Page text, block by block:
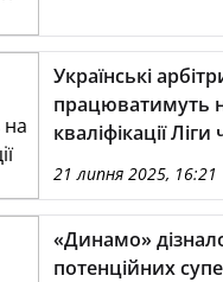
Українські
працюватимуть
кваліфікації Ліги
21 липня 2025, 16:21
«Динамо»
потенційних